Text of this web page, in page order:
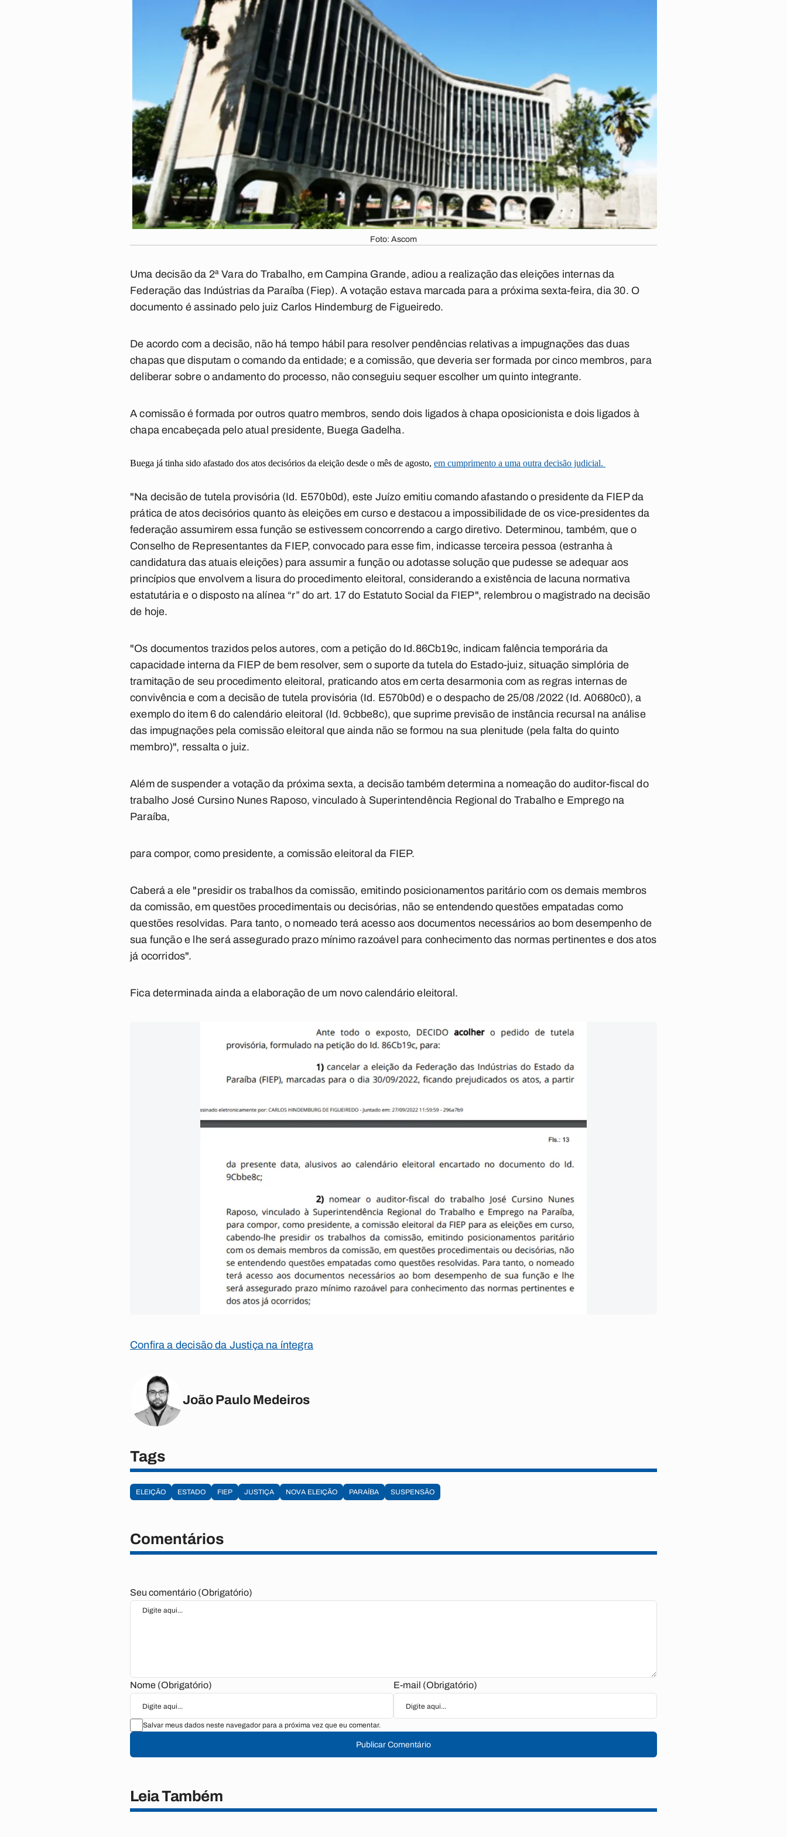
Foto: Ascom
Uma decisão da 2ª Vara do Trabalho, em Campina Grande, adiou a realização das eleições internas da
Federação das Indústrias da Paraíba (Fiep). A votação estava marcada para a próxima sexta-feira, dia 30. O
documento é assinado pelo juiz Carlos Hindemburg de Figueiredo.
De acordo com a decisão, não há tempo hábil para resolver pendências relativas a impugnações das duas
chapas que disputam o comando da entidade; e a comissão, que deveria ser formada por cinco membros, para
deliberar sobre o andamento do processo, não conseguiu sequer escolher um quinto integrante.
A comissão é formada por outros quatro membros, sendo dois ligados à chapa oposicionista e dois ligados à
chapa encabeçada pelo atual presidente, Buega Gadelha.
Buega já tinha sido afastado dos atos decisórios da eleição desde o mês de agosto, em cumprimento a uma outra decisão judicial.
"Na decisão de tutela provisória (Id. E570b0d), este Juízo emitiu comando afastando o presidente da FIEP da
prática de atos decisórios quanto às eleições em curso e destacou a impossibilidade de os vice-presidentes da
federação assumirem essa função se estivessem concorrendo a cargo diretivo. Determinou, também, que o
Conselho de Representantes da FIEP, convocado para esse fim, indicasse terceira pessoa (estranha à
candidatura das atuais eleições) para assumir a função ou adotasse solução que pudesse se adequar aos
princípios que envolvem a lisura do procedimento eleitoral, considerando a existência de lacuna normativa
estatutária e o disposto na alínea “r” do art. 17 do Estatuto Social da FIEP", relembrou o magistrado na decisão
de hoje.
"Os documentos trazidos pelos autores, com a petição do Id.86Cb19c, indicam falência temporária da
capacidade interna da FIEP de bem resolver, sem o suporte da tutela do Estado-juiz, situação simplória de
tramitação de seu procedimento eleitoral, praticando atos em certa desarmonia com as regras internas de
convivência e com a decisão de tutela provisória (Id. E570b0d) e o despacho de 25/08 /2022 (Id. A0680c0), a
exemplo do item 6 do calendário eleitoral (Id. 9cbbe8c), que suprime previsão de instância recursal na análise
das impugnações pela comissão eleitoral que ainda não se formou na sua plenitude (pela falta do quinto
membro)", ressalta o juiz.
Além de suspender a votação da próxima sexta, a decisão também determina a nomeação do auditor-fiscal do
trabalho José Cursino Nunes Raposo, vinculado à Superintendência Regional do Trabalho e Emprego na
Paraíba,
para compor, como presidente, a comissão eleitoral da FIEP.
Caberá a ele "presidir os trabalhos da comissão, emitindo posicionamentos paritário com os demais membros
da comissão, em questões procedimentais ou decisórias, não se entendendo questões empatadas como
questões resolvidas. Para tanto, o nomeado terá acesso aos documentos necessários ao bom desempenho de
sua função e lhe será assegurado prazo mínimo razoável para conhecimento das normas pertinentes e dos atos
já ocorridos".
Fica determinada ainda a elaboração de um novo calendário eleitoral.
Confira a decisão da Justiça na íntegra
João Paulo Medeiros
Tags
ELEIÇÃO ESTADO FIEP JUSTIÇA NOVA ELEIÇÃO PARAÍBA SUSPENSÃO
Comentários
Seu comentário (Obrigatório)
Nome (Obrigatório) E-mail (Obrigatório)
Salvar meus dados neste navegador para a próxima vez que eu comentar.
Publicar Comentário
Leia Também